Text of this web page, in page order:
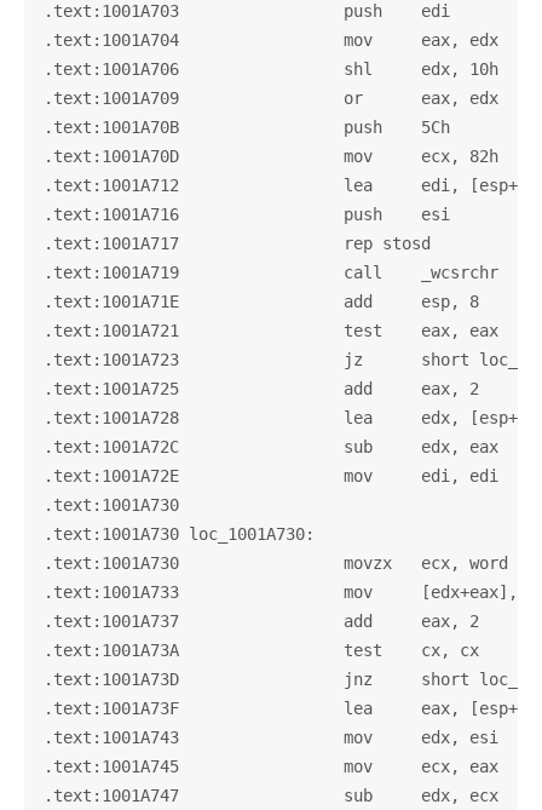
.text:1001A703                 push    edi
.text:1001A704                 mov     eax, edx
.text:1001A706                 shl     edx, 10h
.text:1001A709                 or      eax, edx
.text:1001A70B                 push    5Ch
.text:1001A70D                 mov     ecx, 82h
.text:1001A712                 lea     edi,
.text:1001A716                 push    esi
.text:1001A717                 rep stosd
.text:1001A719                 call    _wcsrchr
.text:1001A71E                 add     esp, 8
.text:1001A721                 test    eax, eax
.text:1001A723                 jz      short
.text:1001A725                 add     eax, 2
.text:1001A728                 lea     edx,
.text:1001A72C                 sub     edx, eax
.text:1001A72E                 mov     edi, edi
.text:1001A730
.text:1001A730 loc_1001A730:                           ;
.text:1001A730                 movzx   ecx, word
.text:1001A733                 mov     [edx+eax],
.text:1001A737                 add     eax, 2
.text:1001A73A                 test    cx, cx
.text:1001A73D                 jnz     short
.text:1001A73F                 lea     eax,
.text:1001A743                 mov     edx, esi
.text:1001A745                 mov     ecx, eax
.text:1001A747                 sub     edx, ecx